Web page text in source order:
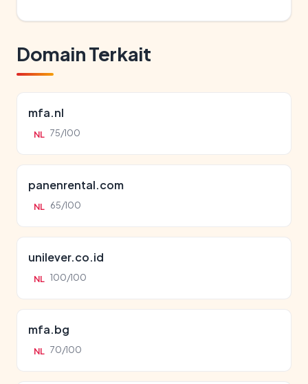
Domain Terkait
mfa.nl
NL 75/100
panenrental.com
NL 65/100
unilever.co.id
NL 100/100
mfa.bg
NL 70/100